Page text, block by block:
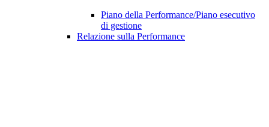
Piano della Performance/Piano esecutivo
di gestione
Relazione sulla Performance